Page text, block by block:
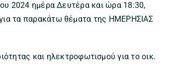
2024 ημέρα Δευτέρα και ώρα 18:30,
τα παρακάτω θέματα της ΗΜΕΡΗΣΙΑΣ
και ηλεκτροφωτισμού για το οικ.